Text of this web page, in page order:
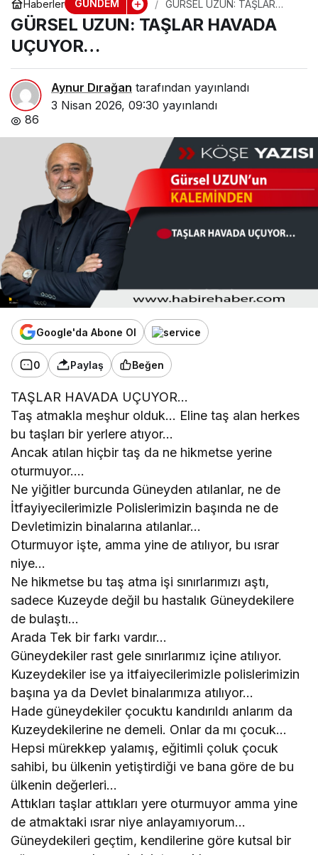
Haberler GÜNDEM
GÜRSEL UZUN: TAŞLAR
HAVADA UÇUYOR…
GÜRSEL UZUN: TAŞLAR HAVADA
UÇUYOR…
Aynur Dırağan tarafından yayınlandı
3 Nisan 2026, 09:30 yayınlandı
86
Google'da Abone Ol
0 Paylaş Beğen
TAŞLAR HAVADA UÇUYOR…
Taş atmakla meşhur olduk… Eline taş alan herkes
bu taşları bir yerlere atıyor…
Ancak atılan hiçbir taş da ne hikmetse yerine
oturmuyor….
Ne yiğitler burcunda Güneyden atılanlar, ne de
İtfayiyecilerimizle Polislerimizin başında ne de
Devletimizin binalarına atılanlar…
Oturmuyor işte, amma yine de atılıyor, bu ısrar
niye…
Ne hikmetse bu taş atma işi sınırlarımızı aştı,
sadece Kuzeyde değil bu hastalık Güneydekilere
de bulaştı…
Arada Tek bir farkı vardır…
Güneydekiler rast gele sınırlarımız içine atılıyor.
Kuzeydekiler ise ya itfaiyecilerimizle polislerimizin
başına ya da Devlet binalarımıza atılıyor…
Hade güneydekiler çocuktu kandırıldı anlarım da
Kuzeydekilerine ne demeli. Onlar da mı çocuk…
Hepsi mürekkep yalamış, eğitimli çoluk çocuk
sahibi, bu ülkenin yetiştirdiği ve bana göre de bu
ülkenin değerleri…
Attıkları taşlar attıkları yere oturmuyor amma yine
de atmaktaki ısrar niye anlayamıyorum…
Güneydekileri geçtim, kendilerine göre kutsal bir